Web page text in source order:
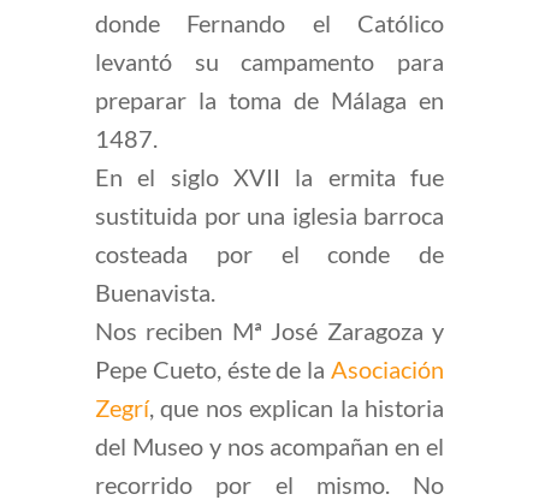
donde Fernando el Católico
levantó su campamento para
preparar la toma de Málaga en
1487.
En el siglo XVII la ermita fue
sustituida por una iglesia barroca
costeada por el conde de
Buenavista.
Nos reciben Mª José Zaragoza y
Pepe Cueto, éste de la Asociación
Zegrí, que nos explican la historia
del Museo y nos acompañan en el
recorrido por el mismo. No